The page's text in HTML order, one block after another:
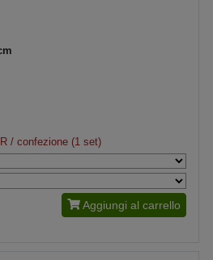
/ confezione (1 set)
Aggiungi al carrello